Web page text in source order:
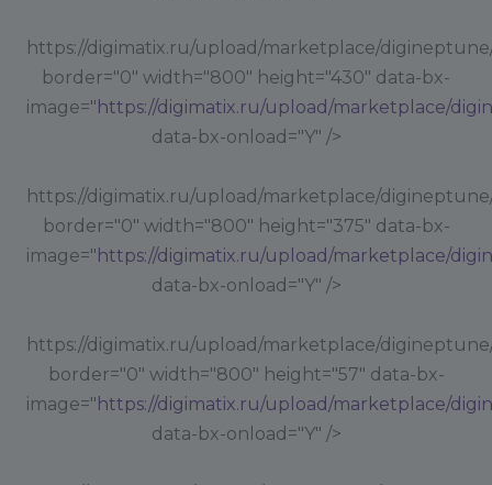
https://digimatix.ru/upload/marketplace/
border="0" width="800" height="430" data-bx-
image=" https://digimatix.ru/upload/marketplace/
data-bx-onload="Y" />
https://digimatix.ru/upload/marketplace/
border="0" width="800" height="375" data-bx-
image=" https://digimatix.ru/upload/marketplace/
data-bx-onload="Y" />
https://digimatix.ru/upload/marketplace/
border="0" width="800" height="57" data-bx-
image=" https://digimatix.ru/upload/marketplace/
data-bx-onload="Y" />